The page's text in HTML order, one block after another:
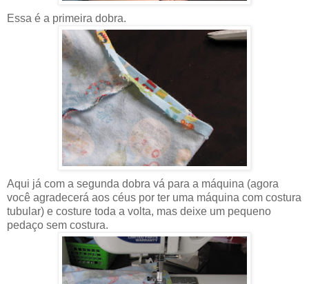
Essa é a primeira dobra.
Aqui já com a segunda dobra vá para a máquina (agora
você agradecerá aos céus por ter uma máquina com costura
tubular) e costure toda a volta, mas deixe um pequeno
pedaço sem costura.